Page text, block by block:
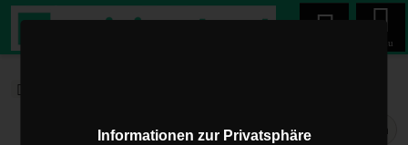
Menu
Teilen
Informationen zur Privatsphäre